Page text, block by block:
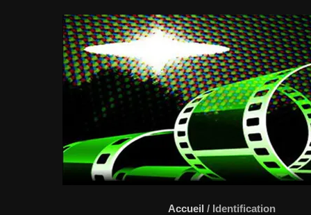
Accueil / Identification